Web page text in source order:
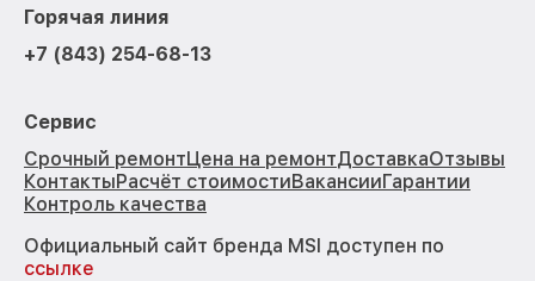
Горячая линия
+7 (843) 254-68-13
Сервис
Срочный ремонтЦена на ремонтДоставкаОтзывы
КонтактыРасчёт стоимостиВакансииГарантии
Контроль качества
Официальный сайт бренда MSI доступен по
ссылке